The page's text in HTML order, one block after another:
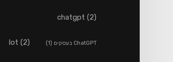
chatgpt (2)
ChatGPT בעסקים (1)
lot (2)